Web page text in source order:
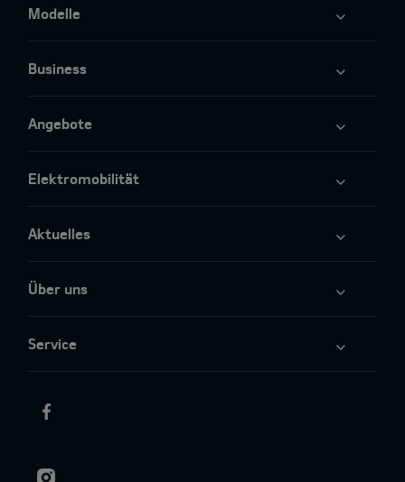
Modelle
Business
Angebote
Elektromobilität
Aktuelles
Über uns
Service